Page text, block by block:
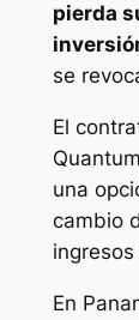
pierda
se
El
una
cambio
En